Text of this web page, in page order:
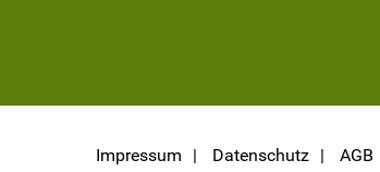
Impressum Datenschutz AGB